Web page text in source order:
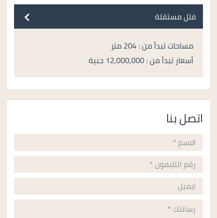
فلل مستقلة
مساحات تبدأ من : 204 متر
أسعار تبدأ من : 12,000,000 جنية
اتصل بنا